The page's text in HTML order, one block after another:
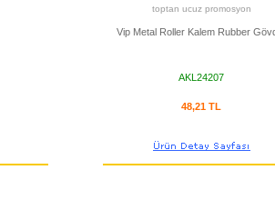
toptan ucuz promosyon
Vip Metal Roller Kalem Rubber
AKL24207
48,21 TL